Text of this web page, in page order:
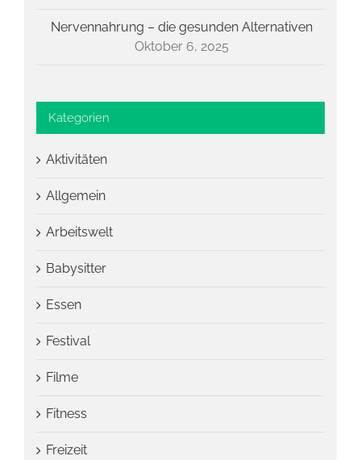
Nervennahrung – die gesunden Alternativen
Oktober 6, 2025
Kategorien
Aktivitäten
Allgemein
Arbeitswelt
Babysitter
Essen
Festival
Filme
Fitness
Freizeit